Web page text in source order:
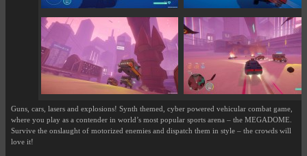
Guns, cars, lasers and explosions! Synth themed, cyber powered vehicular combat game,
where you play as a contender in world’s most popular sports arena – the MEGADOME.
Survive the onslaught of motorized enemies and dispatch them in style – the crowds will
love it!